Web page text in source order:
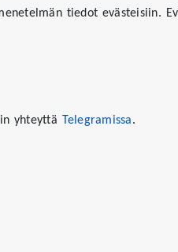
tiedot evästeisiin.
yhteyttä Telegramissa.